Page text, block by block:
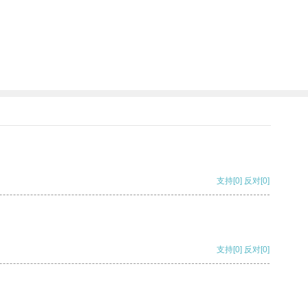
支持[0] 反对[0]
支持[0] 反对[0]